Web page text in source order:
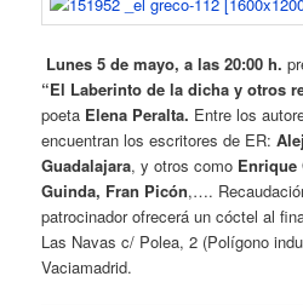
Lunes 5 de mayo, a las 20:00 h.
“El Laberinto de la dicha y otros
poeta Elena Peralta. Entre los
encuentran los escritores de ER:
Guadalajara, y otros como Enrique
Guinda, Fran Picón,….
patrocinador ofrecerá un cóctel al
Las Navas c/ Polea, 2 (Polígono
Vaciamadrid.